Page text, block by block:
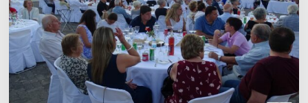
Ομογενείς
μας